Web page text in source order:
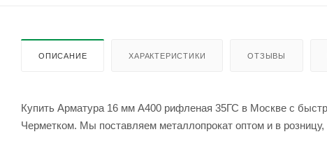
ОПИСАНИЕ ХАРАКТЕРИСТИКИ ОТЗЫВЫ
Купить Арматура 16 мм А400 рифленая 35ГС в Москве с
Черметком. Мы поставляем металлопрокат оптом и в